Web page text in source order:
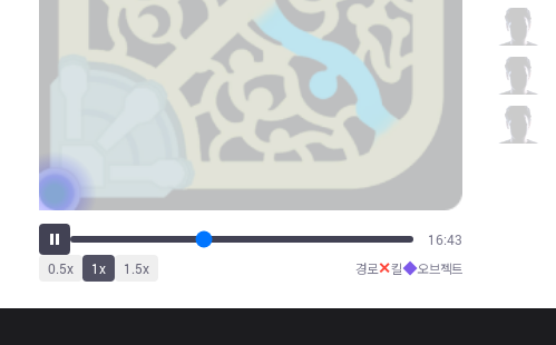
21:04
0.5x 1x 1.5x 경로✕킬◆오브젝트